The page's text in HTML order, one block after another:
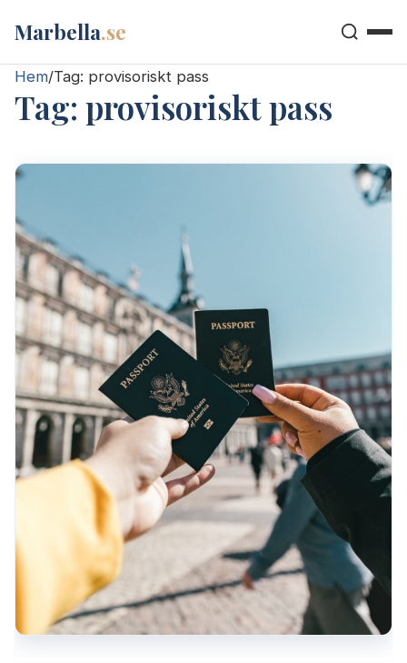
Marbella.se
Hem/Tag: provisoriskt pass
Tag: provisoriskt pass